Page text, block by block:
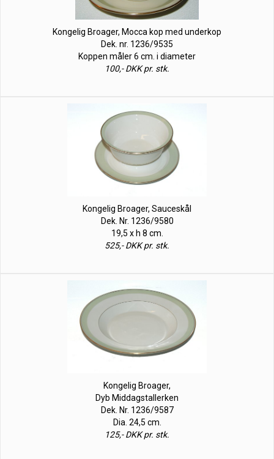
Kongelig Broager, Mocca kop med underkop
Dek. nr. 1236/9535
Koppen måler 6 cm. i diameter
100,- DKK pr. stk.
Kongelig Broager, Sauceskål
Dek. Nr. 1236/9580
19,5 x h 8 cm.
525,- DKK pr. stk.
Kongelig Broager,
Dyb Middagstallerken
Dek. Nr. 1236/9587
Dia. 24,5 cm.
125,- DKK pr. stk.